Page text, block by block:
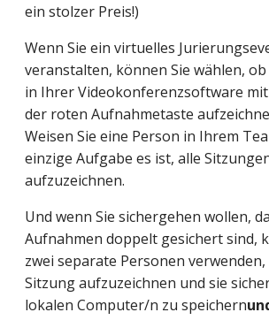
ein stolzer Preis!)
Wenn Sie ein virtuelles
veranstalten, können Sie wählen,
in Ihrer Videokonferenzsoftware
der roten Aufnahmetaste
Weisen Sie eine Person in Ihrem
einzige Aufgabe es ist, alle
aufzuzeichnen.
Und wenn Sie sichergehen wollen,
Aufnahmen doppelt gesichert sind,
zwei separate Personen verwenden,
Sitzung aufzuzeichnen und sie
lokalen Computer/n zu speichern